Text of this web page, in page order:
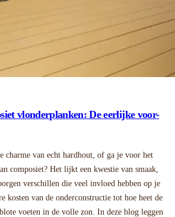
vlonderplanken: De eerlijke voor-
charme van echt hardhout, of ga je voor het
composiet? Het lijkt een kwestie van smaak,
verschillen die veel invloed hebben op je
kosten van de onderconstructie tot hoe heet de
voeten in de volle zon. In deze blog leggen